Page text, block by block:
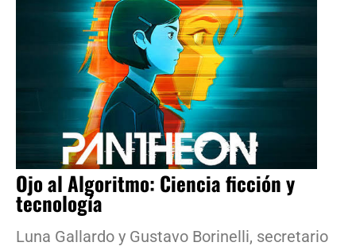
Ojo al Algoritmo: Ciencia ficción y
tecnología
Luna Gallardo y Gustavo Borinelli, secretario